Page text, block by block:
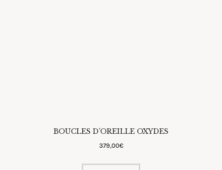
BOUCLES D’OREILLE OXYDES
379,00€